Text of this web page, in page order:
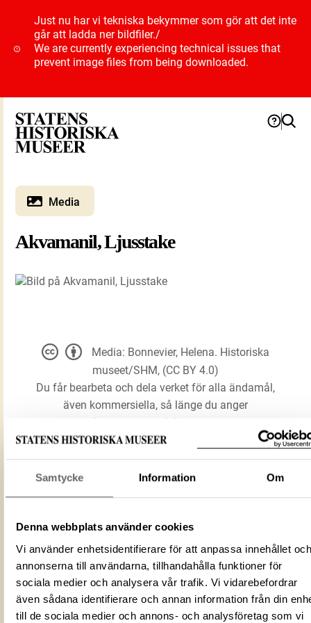
Samtycke Information Om
Denna webbplats använder cookies
Vi använder enhetsidentifierare för att anpassa innehållet och
annonserna till användarna, tillhandahålla funktioner för
sociala medier och analysera vår trafik. Vi vidarebefordrar
även sådana identifierare och annan information från din
till de sociala medier och annons- och analysföretag som vi
Just nu har vi tekniska bekymmer som gör att det inte
går att ladda ner bildfiler./
We are currently experiencing technical issues that
prevent image files from being downloaded.
Media
Akvamanil, Ljusstake
Förmålsbenämning
Akvamanil
Ljusstake
Föremålsnummer 43105_HST
ID‑nummer
9a89d1c0-7bba-460b-ad81-
Alternativt ID
DIG 61072
Media: Bonnevier, Helena. Historiska
museet/SHM, (CC BY 4.0)
Du får bearbeta och dela verket för alla ändamål,
även kommersiella, så länge du anger
upphovsperson och licensgivare.